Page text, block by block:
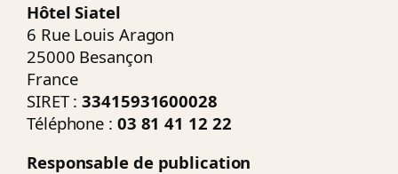
Hôtel Siatel
6 Rue Louis Aragon
25000 Besançon
France
SIRET :33415931600028
Téléphone : 03 81 41 12 22
Responsable de publication